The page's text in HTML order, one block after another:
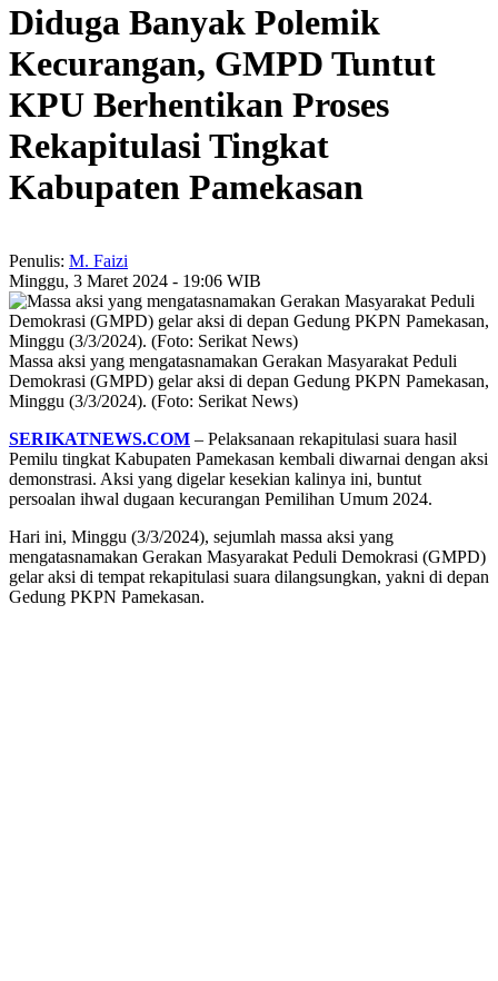
Diduga Banyak Polemik
Kecurangan, GMPD Tuntut
KPU Berhentikan Proses
Rekapitulasi Tingkat
Kabupaten Pamekasan
Penulis: M. Faizi
Minggu, 3 Maret 2024 - 19:06 WIB
Massa aksi yang mengatasnamakan Gerakan Masyarakat Peduli
Demokrasi (GMPD) gelar aksi di depan Gedung PKPN Pamekasan,
Minggu (3/3/2024). (Foto: Serikat News)
SERIKATNEWS.COM – Pelaksanaan rekapitulasi suara hasil
Pemilu tingkat Kabupaten Pamekasan kembali diwarnai dengan aksi
demonstrasi. Aksi yang digelar kesekian kalinya ini, buntut
persoalan ihwal dugaan kecurangan Pemilihan Umum 2024.
Hari ini, Minggu (3/3/2024), sejumlah massa aksi yang
mengatasnamakan Gerakan Masyarakat Peduli Demokrasi (GMPD)
gelar aksi di tempat rekapitulasi suara dilangsungkan, yakni di depan
Gedung PKPN Pamekasan.